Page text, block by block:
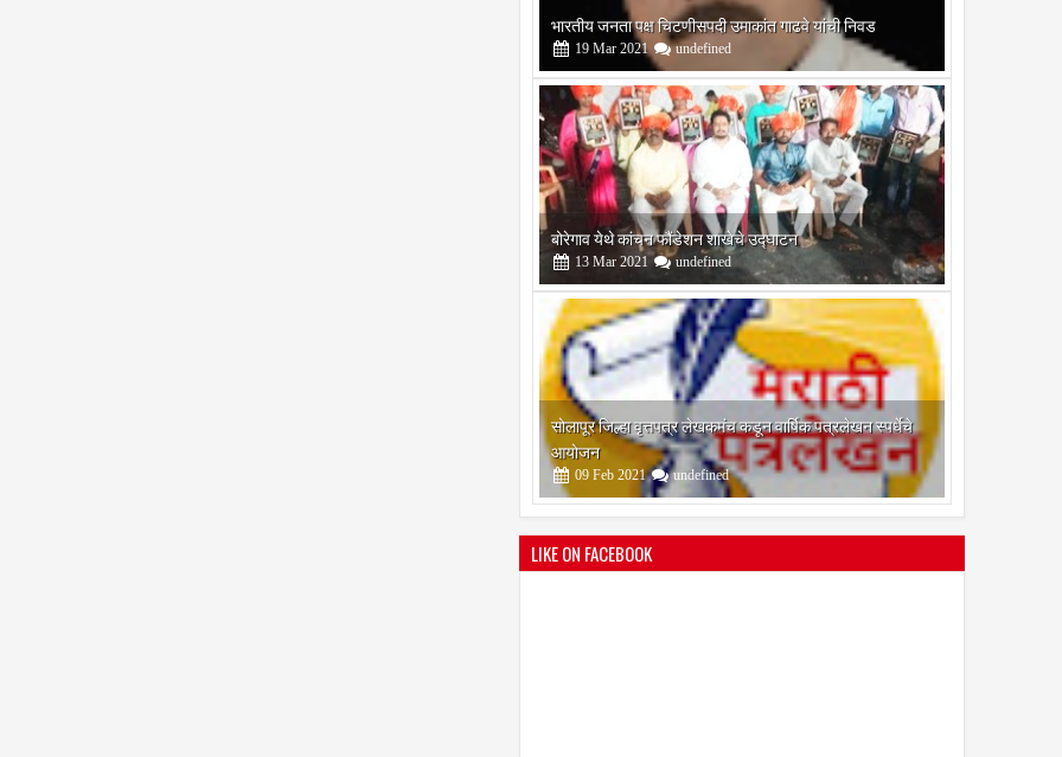
बोरेगाव येथे कांचन फौंडेशन शाखेचे उद्घाटन
13 Mar 2021 undefined
सोलापूर जिल्हा वृत्तपत्र लेखकमंच कडून वार्षिक पत्रलेखन स्पर्धेचे
आयोजन
09 Feb 2021 undefined
श्री मल्लिकार्जुन प्रशालेकडून उमाकांत गाढवे यांचा सत्कार
25 Mar 2021 undefined
LIKE ON FACEBOOK